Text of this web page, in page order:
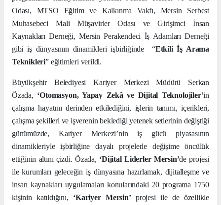
Odası, MTSO Eğitim ve Kalkınma Vakfı, Mersin Serbest
Muhasebeci Mali Müşavirler Odası ve Girişimci İnsan
Kaynakları Derneği, Mersin Perakendeci İş Adamları Derneği
gibi iş dünyasının dinamikleri işbirliğinde
“Etkili İş Arama
Teknikleri” eğitimleri verildi.
Büyükşehir Belediyesi Kariyer Merkezi Müdürü Serkan
Özada, ‘Otomasyon, Yapay Zekâ ve Dijital Teknolojiler’in
çalışma hayatını derinden etkilediğini, işlerin tanımı, içerikleri,
çalışma şekilleri ve işverenin beklediği yetenek setlerinin değiştiği
günümüzde, Kariyer Merkezi’nin iş gücü piyasasının
dinamikleriyle işbirliğine dayalı projelerle değişime öncülük
ettiğinin altını çizdi. Özada, ‘Dijital Liderler Mersin’de projesi
ile kurumları geleceğin iş dünyasına hazırlamak, dijitalleşme ve
insan kaynakları uygulamaları konularındaki 20 programa 1750
kişinin katıldığını, ‘Kariyer Mersin’ projesi ile de özellikle